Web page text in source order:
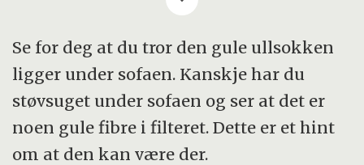
GAMBIT tar en teori og sammenlikner den
med alle data som er tilgjengelige. Deretter
sier den noe om hvor godt dataene og
teorien passer sammen. Det kan gi en idé
om hvilke data eller teorier, forskerne bør
se mer på, og dermed snevre inn søket.
Se for deg at du tror den gule ullsokken
ligger under sofaen. Kanskje har du
støvsuget under sofaen og ser at det er
noen gule fibre i filteret. Dette er et hint
om at den kan være der.